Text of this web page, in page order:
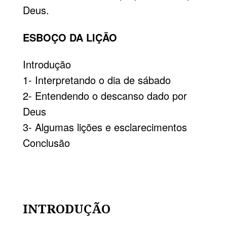
Deus.
ESBOÇO DA LIÇÃO
Introdução
1- Interpretando o dia de sábado
2- Entendendo o descanso dado por
Deus
3- Algumas lições e esclarecimentos
Conclusão
INTRODUÇÃO